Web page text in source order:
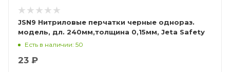
JSN9 Нитриловые перчатки черные однораз.
модель, дл. 240мм,толщина 0,15мм, Jeta Safety
Есть в наличии: 50
23 ₽